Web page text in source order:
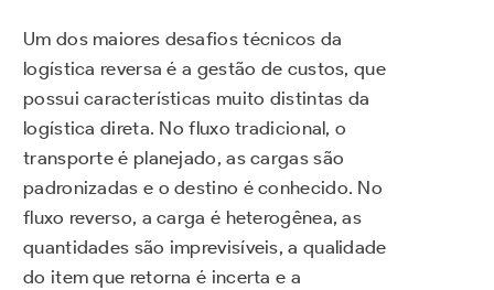
Um dos maiores desafios técnicos da
logística reversa é a gestão de custos, que
possui características muito distintas da
logística direta. No fluxo tradicional, o
transporte é planejado, as cargas são
padronizadas e o destino é conhecido. No
fluxo reverso, a carga é heterogênea, as
quantidades são imprevisíveis, a qualidade
do item que retorna é incerta e a